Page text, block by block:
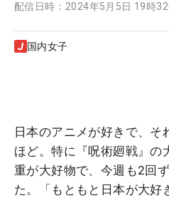
配信日時： 2024年5月5日 19時32
国内女子
日本のアニメが好きで、そ
ほど。特に『呪術廻戦』の
重が大好物で、今週も2回
た。「もともと日本が大好